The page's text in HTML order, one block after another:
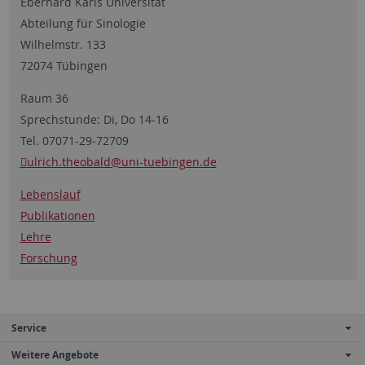
Abteilung für Sinologie
Wilhelmstr. 133
72074 Tübingen
Raum 36
Sprechstunde: Di, Do 14-16
Tel. 07071-29-72709
ulrich.theobald@uni-tuebingen.de
Lebenslauf
Publikationen
Lehre
Forschung
Service
Weitere Angebote